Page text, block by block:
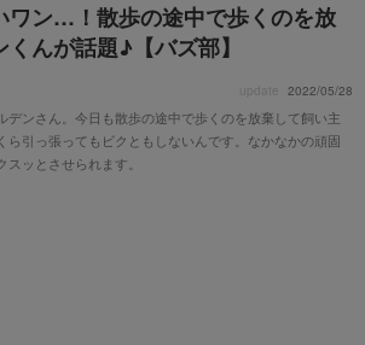
ワン…！散歩の途中で歩くのを放
んが話題♪【バズ部】
update 2022/05/28
デンさん。今日も散歩の途中で歩くのを放棄して飼い主
ら引っ張ってもビクともしないんです。なかなかの頑固
ッとさせられます。